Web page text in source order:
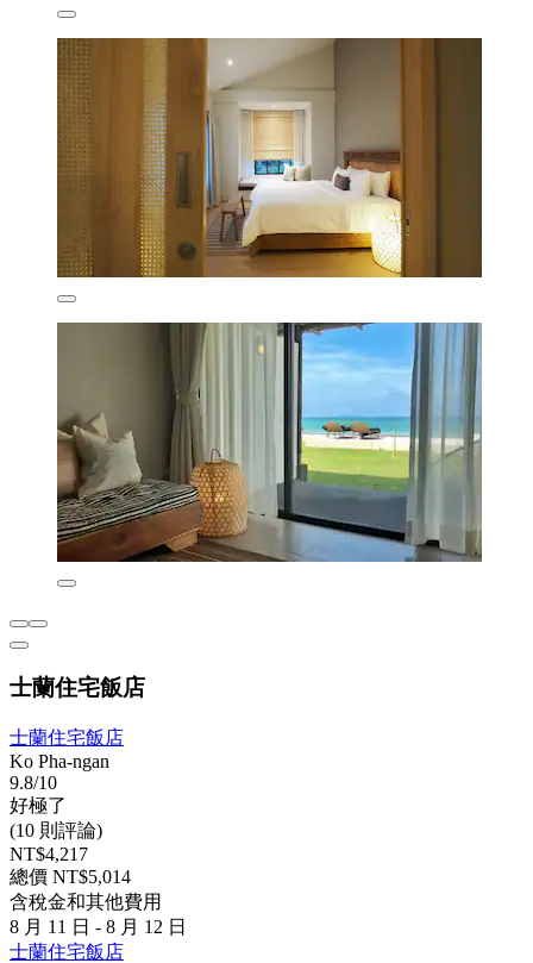
士蘭住宅飯店
士蘭住宅飯店
Ko Pha-ngan
9.8/10
好極了
(10 則評論)
NT$4,217
總價 NT$5,014
含稅金和其他費用
8 月 11 日 - 8 月 12 日
士蘭住宅飯店